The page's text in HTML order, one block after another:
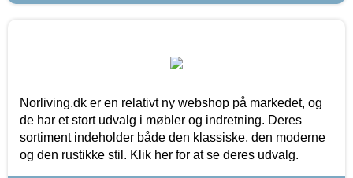
Norliving.dk er en relativt ny webshop på markedet, og
de har et stort udvalg i møbler og indretning. Deres
sortiment indeholder både den klassiske, den moderne
og den rustikke stil. Klik her for at se deres udvalg.